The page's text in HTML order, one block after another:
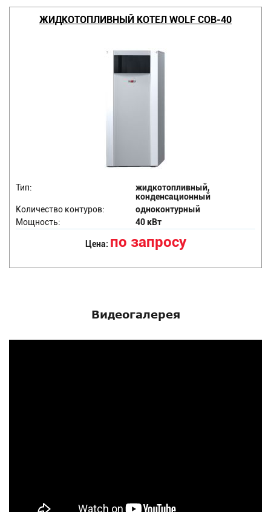
ЖИДКОТОПЛИВНЫЙ КОТЕЛ WOLF COB-40
Тип:
жидкотопливный,
конденсационный
Количество контуров:
одноконтурный
Мощность:
40 кВт
Цена: по запросу
Видеогалерея